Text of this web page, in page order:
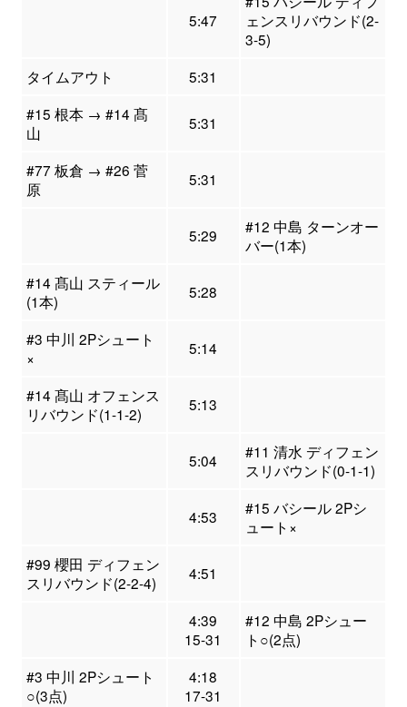
5:47
ェンスリバウンド(2-
3-5)
タイムアウト
5:31
#15 根本 → #14 髙
山
5:31
#77 板倉 → #26 菅
原
5:31
5:29
#12 中島 ターンオー
バー(1本)
#14 髙山 スティール
(1本)
5:28
#3 中川 2Pシュート
×
5:14
#14 髙山 オフェンス
リバウンド(1-1-2)
5:13
5:04
#11 清水 ディフェン
スリバウンド(0-1-1)
4:53
#15 バシール 2Pシ
ュート×
#99 櫻田 ディフェン
スリバウンド(2-2-4)
4:51
4:39
15-31
#12 中島 2Pシュー
ト○(2点)
#3 中川 2Pシュート
○(3点)
4:18
17-31